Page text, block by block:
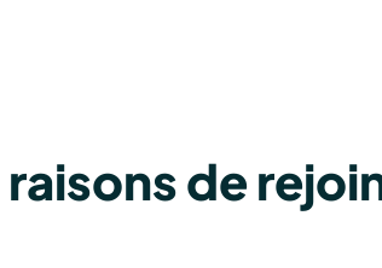
raisons de